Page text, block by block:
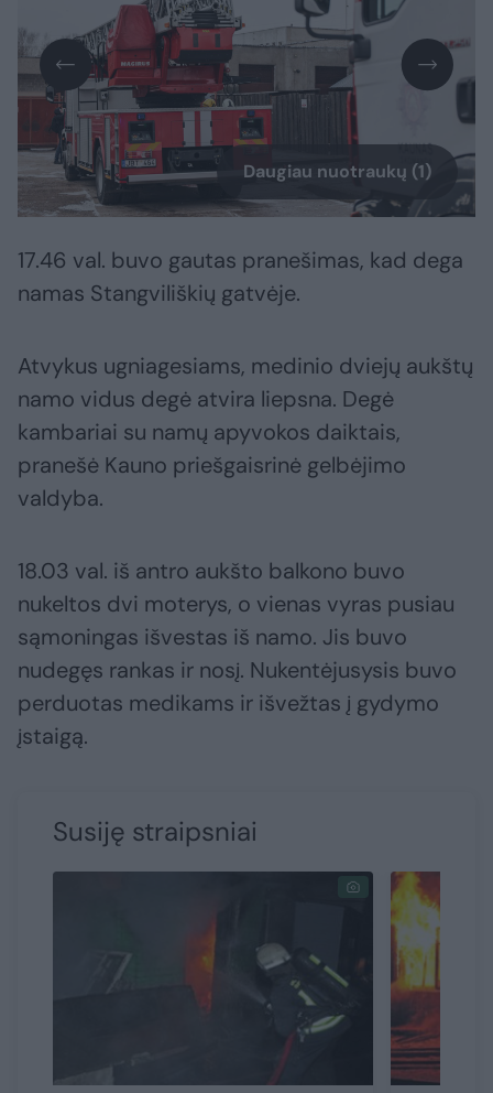
Daugiau nuotraukų (1)
17.46 val. buvo gautas pranešimas, kad dega
namas Stangviliškių gatvėje.
Atvykus ugniagesiams, medinio dviejų aukštų
namo vidus degė atvira liepsna. Degė
kambariai su namų apyvokos daiktais,
pranešė Kauno priešgaisrinė gelbėjimo
valdyba.
18.03 val. iš antro aukšto balkono buvo
nukeltos dvi moterys, o vienas vyras pusiau
sąmoningas išvestas iš namo. Jis buvo
nudegęs rankas ir nosį. Nukentėjusysis buvo
perduotas medikams ir išvežtas į gydymo
įstaigą.
Susiję straipsniai